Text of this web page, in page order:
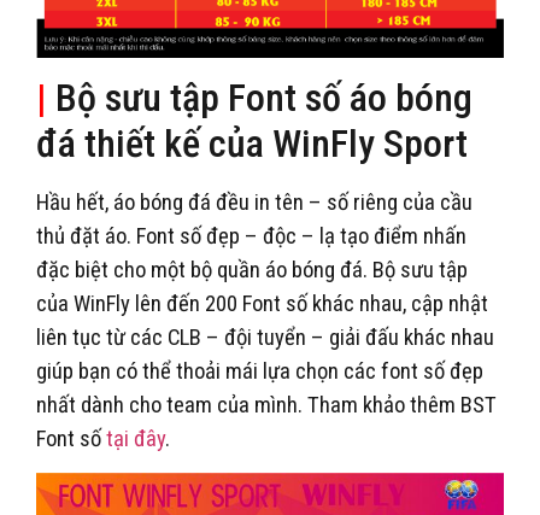
| Bộ sưu tập Font số áo bóng
đá thiết kế của WinFly Sport
Hầu hết, áo bóng đá đều in tên – số riêng của cầu
thủ đặt áo. Font số đẹp – độc – lạ tạo điểm nhấn
đặc biệt cho một bộ quần áo bóng đá. Bộ sưu tập
của WinFly lên đến 200 Font số khác nhau, cập nhật
liên tục từ các CLB – đội tuyển – giải đấu khác nhau
giúp bạn có thể thoải mái lựa chọn các font số đẹp
nhất dành cho team của mình. Tham khảo thêm BST
Font sốtại đây.